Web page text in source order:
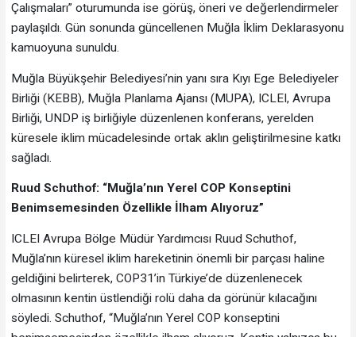
Çalışmaları” oturumunda ise görüş, öneri ve değerlendirmeler
paylaşıldı. Gün sonunda güncellenen Muğla İklim Deklarasyonu
kamuoyuna sunuldu.
Muğla Büyükşehir Belediyesi’nin yanı sıra Kıyı Ege Belediyeler
Birliği (KEBB), Muğla Planlama Ajansı (MUPA), ICLEI, Avrupa
Birliği, UNDP iş birliğiyle düzenlenen konferans, yerelden
küresele iklim mücadelesinde ortak aklın geliştirilmesine katkı
sağladı.
Ruud Schuthof: “Muğla’nın Yerel COP Konseptini
Benimsemesinden Özellikle İlham Alıyoruz”
ICLEI Avrupa Bölge Müdür Yardımcısı Ruud Schuthof,
Muğla’nın küresel iklim hareketinin önemli bir parçası haline
geldiğini belirterek, COP31’in Türkiye’de düzenlenecek
olmasının kentin üstlendiği rolü daha da görünür kılacağını
söyledi. Schuthof, “Muğla’nın Yerel COP konseptini